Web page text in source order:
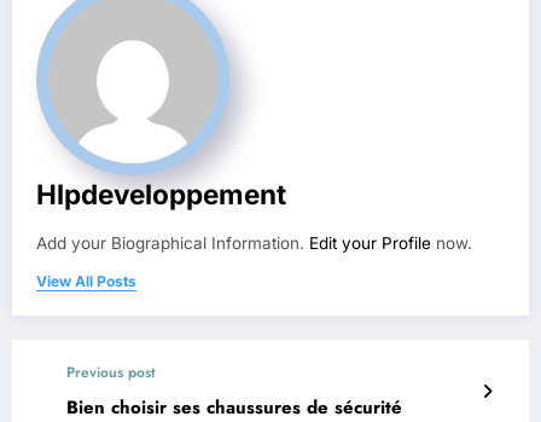
Hlpdeveloppement
Add your Biographical Information. Edit your Profile now.
View All Posts
Previous post
Bien choisir ses chaussures de sécurité